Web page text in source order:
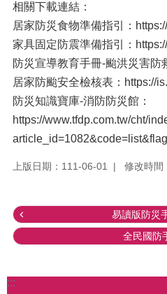
相關下載連結：
居家防災食物準備指引：
家具固定防震準備指引：
防災宣導教育手冊-颱洪災害防
居家防颱安全檢核表：https://
防災知識寶庫-消防防災館：
https://www.tfdp.com.tw/cht/
上版日期：111-06-01 修改時間
易讀版防災
全民國防
:::